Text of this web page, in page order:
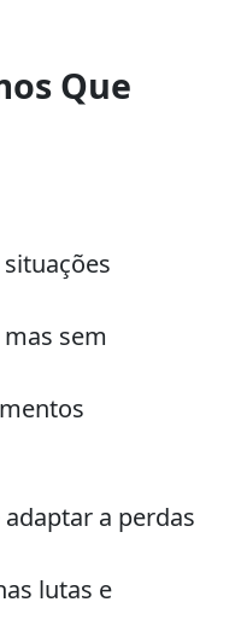
Que
sem
a perdas
lutas e